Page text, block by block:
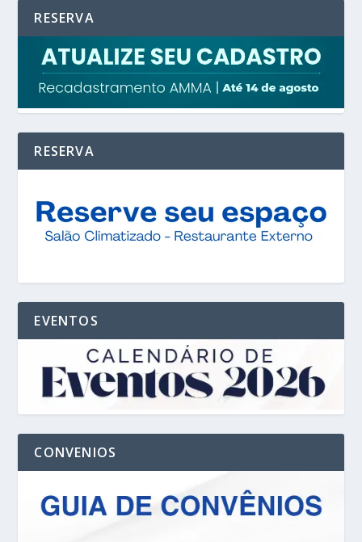
RESERVA
RESERVA
EVENTOS
CONVENIOS